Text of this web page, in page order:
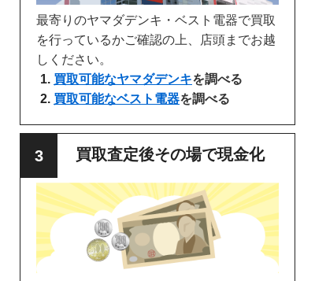
最寄りのヤマダデンキ・ベスト電器で買取
を行っているかご確認の上、店頭までお越
しください。
買取可能なヤマダデンキを調べる
買取可能なベスト電器を調べる
買取査定後その場で現金化